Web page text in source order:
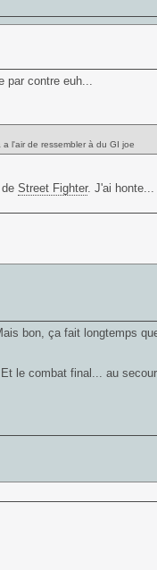
par contre euh...
l'air de ressembler à du GI joe
Street Fighter. J'ai honte...
bon, ça fait longtemps
le combat final... au